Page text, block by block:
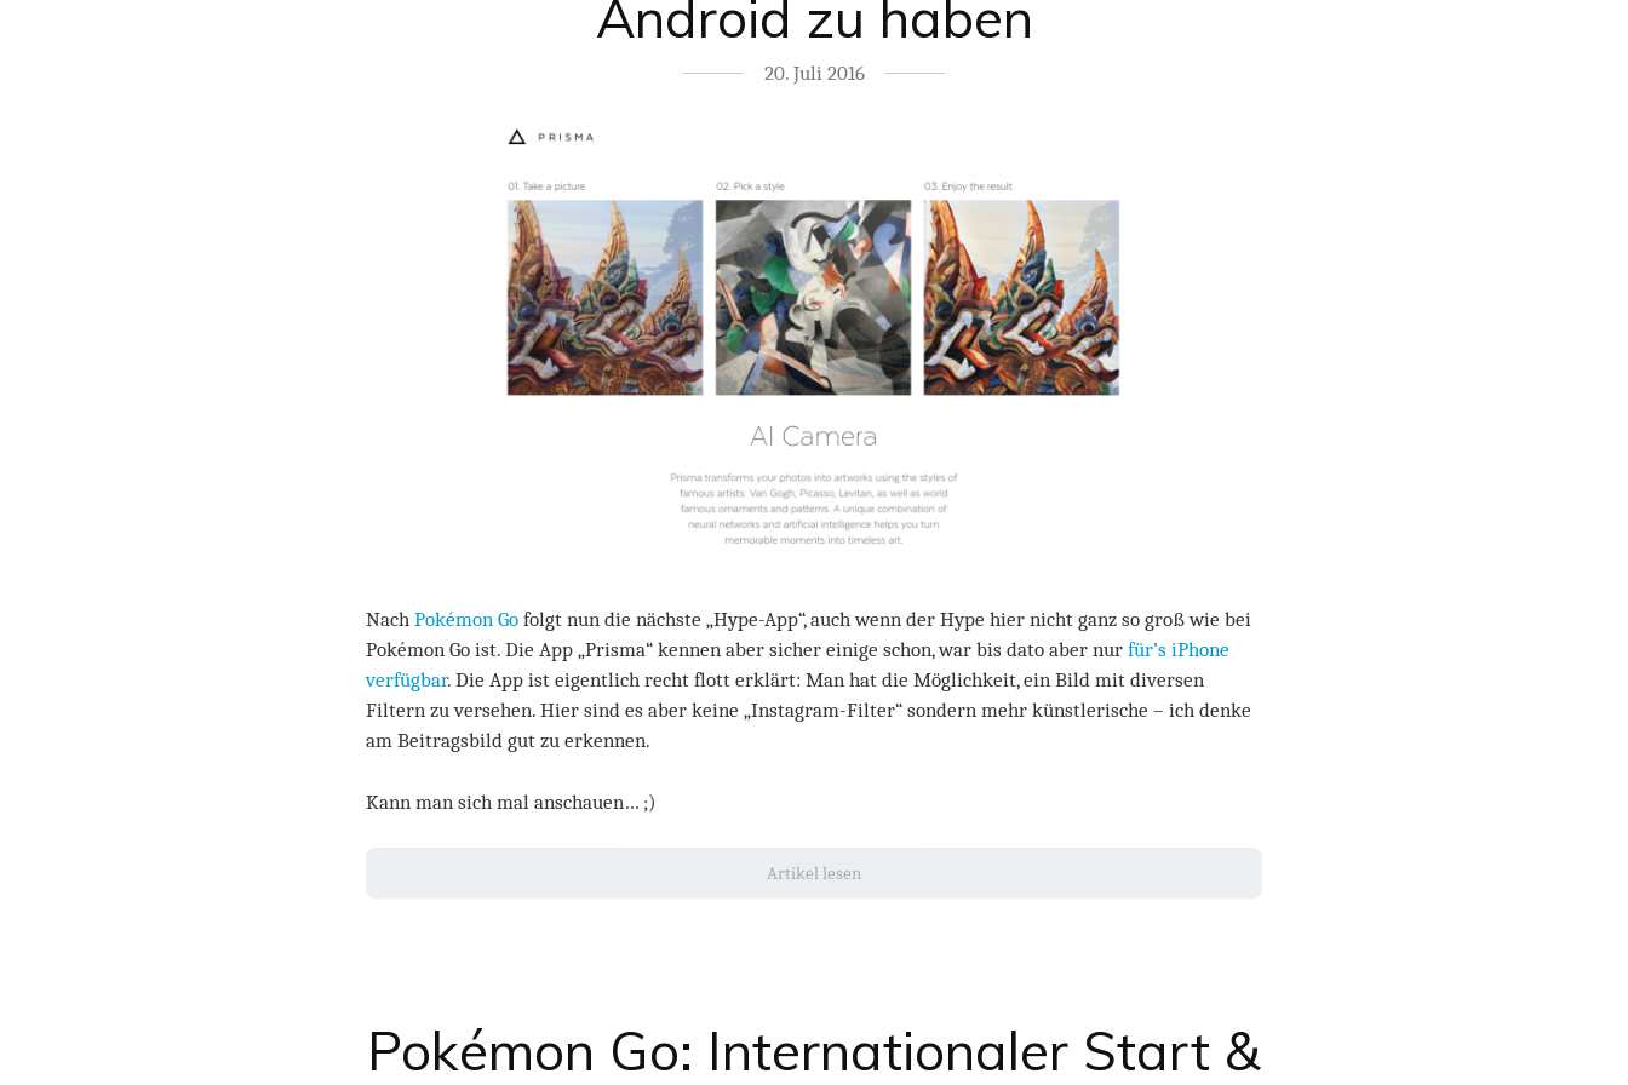
Android zu haben
20. Juli 2016
Nach Pokémon Go folgt nun die nächste „Hype-App“, auch wenn der Hype hier nicht ganz so groß wie bei
Pokémon Go ist. Die App „Prisma“ kennen aber sicher einige schon, war bis dato aber nur für’s iPhone
verfügbar. Die App ist eigentlich recht flott erklärt: Man hat die Möglichkeit, ein Bild mit diversen
Filtern zu versehen. Hier sind es aber keine „Instagram-Filter“ sondern mehr künstlerische – ich denke
am Beitragsbild gut zu erkennen.
Kann man sich mal anschauen… ;)
Artikel lesen
Pokémon Go: Internationaler Start &